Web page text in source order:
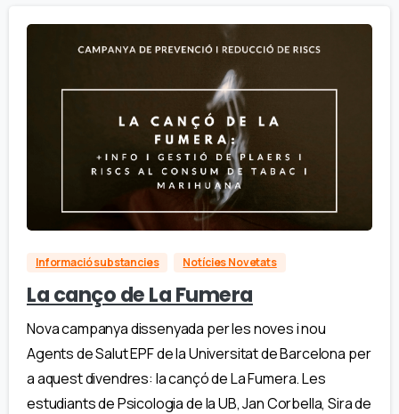
Informació substancies Notícies Novetats
La canço de La Fumera
Nova campanya dissenyada per les noves i nou
Agents de Salut EPF de la Universitat de Barcelona per
a aquest divendres: la cançó de La Fumera. Les
estudiants de Psicologia de la UB, Jan Corbella, Sira de